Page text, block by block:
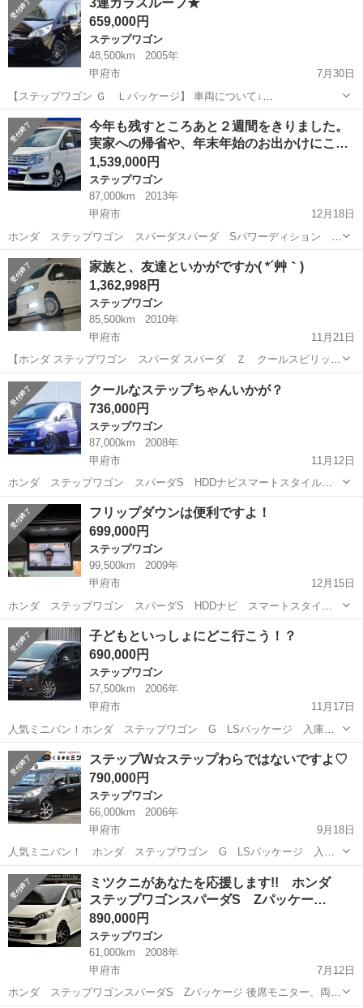
簡単問合せ！24時間...3連ガラスルーフ★
659,000円
ステップワゴン
48,500km
2005年
甲府市
7月30日
【ステップワゴン Ｇ Ｌパッケージ】 車両について↓
https://www.otoron.jp/lists/detail?carno=027972 1オーナー★DVDナビ
★片側電動スライドドア★ LIN...
山梨 甲府市 ステップワゴン オトロン
今年も残すところあと２週間をきりました。
実家への帰省や、年末年始のお出かけにこ…
1,539,000円
ステップワゴン
87,000km
2013年
甲府市
12月18日
ホンダ ステップワゴン スパーダスパーダ Sパワーディション 入
庫しました!(^^)! 両側パワースライドドア/メモリーナビ/HID/バックカ
メラ など！ LINEで簡単問合せ！24時間・見積り・相談無料で出来
る...
山梨 甲府市 ステップワゴン オトロン
家族と、友達といかがですか( *´艸｀)
1,362,998円
ステップワゴン
85,500km
2010年
甲府市
11月21日
【ホンダ ステップワゴン スパーダ スパーダ Ｚ クールスピリッ
ト】 車輛詳細URL ↓↓ https://www.otoron.jp/lists/detail?carno=024929
LINEで簡単問合せ...
山梨 甲府市 ステップワゴン
クールなステップちゃんいかが？
736,000円
ステップワゴン
87,000km
2008年
甲府市
11月12日
ホンダ ステップワゴン スパーダS HDDナビスマートスタイルエ
ディション 入庫しました!(^^)! 両側パワースライドドア/HDDナビ/フ
リップダウンモニター/HID など！ LINEで簡単問合せ！24時間・見...
山梨 甲府市 ステップワゴン オトロン
フリップダウンは便利ですよ！
699,000円
ステップワゴン
99,500km
2009年
甲府市
12月15日
ホンダ ステップワゴン スパーダS HDDナビ スマートスタイ
ル エディション 入庫いたしました♪ LINEで簡単問合せ！24時間・
見積り・相談無料で出来る♪下記より友達登録できます★
https://line.m...
山梨 甲府市 ステップワゴン ミツクニ
子どもといっしょにどこ行こう！？
690,000円
ステップワゴン
57,500km
2006年
甲府市
11月17日
人気ミニバン！ホンダ ステップワゴン G LSパッケージ 入庫い
たしました♪ ★両側電動スライドドア★HDDナビ★HID★バックカメラ
走行５万キロ台！シートカバー・社外AW！！ 年式：H18年 カラー：
ブラ...
山梨 甲府市 ステップワゴン 走行距離
ステップW☆ステップわらではないですよ♡
790,000円
ステップワゴン
66,000km
2006年
甲府市
9月18日
人気ミニバン！ ホンダ ステップワゴン G LSパッケージ 入庫
いたしました♪ ★ワンオーナー★両側電動スライドドア★HDDナビ★
後席モニター★バックカメラ★ETC 装備充実！走行６万キロ台！！ 新
入庫なので早...
山梨 甲府市 ステップワゴン ミツクニ
ミツクニがあなたを応援します!! ホンダ
ステップワゴンスパーダS Zパッケー…
890,000円
ステップワゴン
61,000km
2008年
甲府市
7月12日
ホンダ ステップワゴンスパーダS Zパッケージ 後席モニター、両側